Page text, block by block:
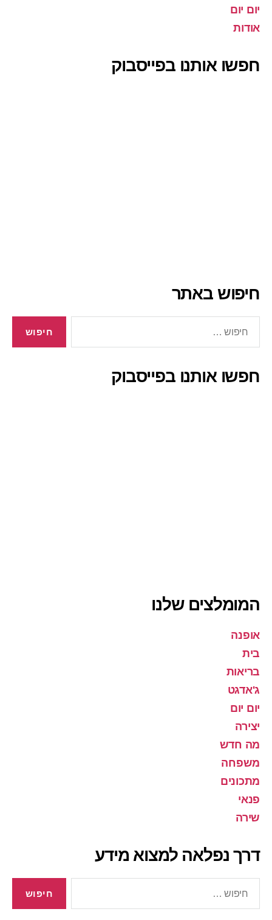
יום יום
אודות
חפשו אותנו בפייסבוק
חיפוש באתר
חפשו אותנו בפייסבוק
המומלצים שלנו
אופנה
בית
בריאות
ג'אדגט
יום יום
יצירה
מה חדש
משפחה
מתכונים
פנאי
שירה
דרך נפלאה למצוא מידע